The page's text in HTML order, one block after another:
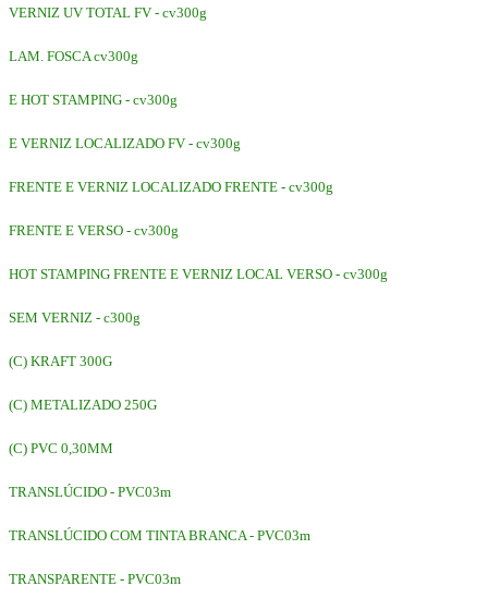
VERNIZ UV TOTAL FV - cv300g
LAM. FOSCA cv300g
E HOT STAMPING - cv300g
E VERNIZ LOCALIZADO FV - cv300g
FRENTE E VERNIZ LOCALIZADO FRENTE - cv300g
FRENTE E VERSO - cv300g
HOT STAMPING FRENTE E VERNIZ LOCAL VERSO - cv300g
SEM VERNIZ - c300g
(C) KRAFT 300G
(C) METALIZADO 250G
(C) PVC 0,30MM
TRANSLÚCIDO - PVC03m
TRANSLÚCIDO COM TINTA BRANCA - PVC03m
TRANSPARENTE - PVC03m